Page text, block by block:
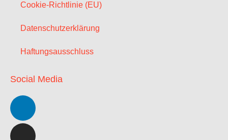
Cookie-Richtlinie (EU)
Datenschutzerklärung
Haftungsausschluss
Social Media